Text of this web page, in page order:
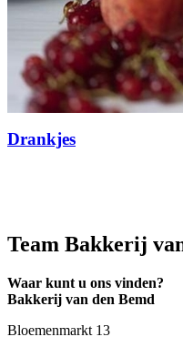
Drankjes
Team Bakkerij
Waar kunt u ons vinden?
Bakkerij van den Bemd
Bloemenmarkt 13